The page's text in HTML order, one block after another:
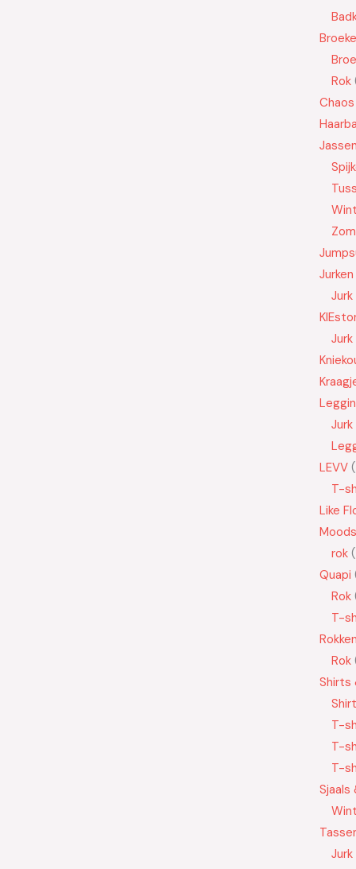
Rok
Jassen
Jurken
Jurk
Jurk
Jurk
LEVV
T-
Like
rok
Quapi
Rok
T-
Rokken
Rok
Shirts
Shirt
T-
T-
T-
Sjaals
Jurk